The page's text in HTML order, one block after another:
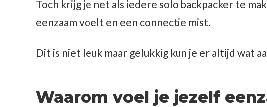
Toch krijg je net als iedere solo backpacker te
eenzaam voelt en een connectie mist.
Dit is niet leuk maar gelukkig kun je er altijd wat
Waarom voel je jezelf